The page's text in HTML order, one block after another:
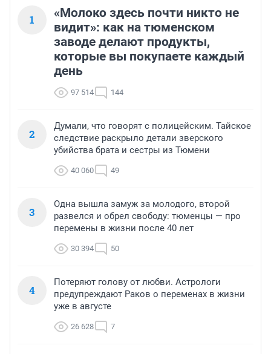
1
«Молоко здесь почти никто не
видит»: как на тюменском
заводе делают продукты,
которые вы покупаете каждый
день
97 514 144
2
Думали, что говорят с полицейским. Тайское
следствие раскрыло детали зверского
убийства брата и сестры из Тюмени
40 060 49
3
Одна вышла замуж за молодого, второй
развелся и обрел свободу: тюменцы — про
перемены в жизни после 40 лет
30 394 50
4
Потеряют голову от любви. Астрологи
предупреждают Раков о переменах в жизни
уже в августе
26 628 7